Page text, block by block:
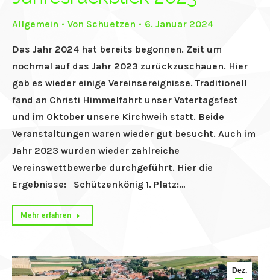
Allgemein Von Schuetzen 6. Januar 2024
Das Jahr 2024 hat bereits begonnen. Zeit um
nochmal auf das Jahr 2023 zurückzuschauen. Hier
gab es wieder einige Vereinsereignisse. Traditionell
fand an Christi Himmelfahrt unser Vatertagsfest
und im Oktober unsere Kirchweih statt. Beide
Veranstaltungen waren wieder gut besucht. Auch im
Jahr 2023 wurden wieder zahlreiche
Vereinswettbewerbe durchgeführt. Hier die
Ergebnisse: Schützenkönig 1. Platz:…
Mehr erfahren
Dez.